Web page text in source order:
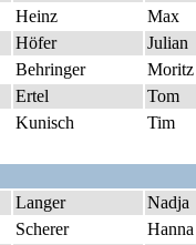
Heinz
Max
Höfer
Julian
Behringer
Moritz
Ertel
Tom
Kunisch Tim
Langer
Nadja
Scherer
Hanna